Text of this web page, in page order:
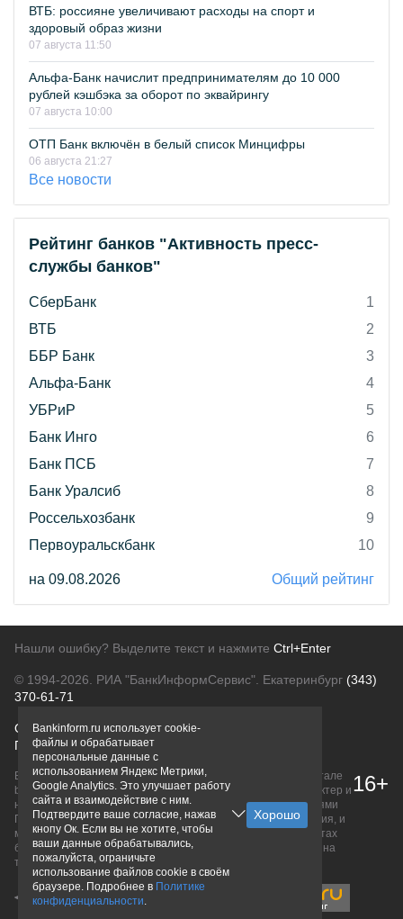
ВТБ: россияне увеличивают расходы на спорт и
здоровый образ жизни
07 августа 11:50
Альфа-Банк начислит предпринимателям до 10 000
рублей кэшбэка за оборот по эквайрингу
07 августа 10:00
ОТП Банк включён в белый список Минцифры
06 августа 21:27
Все новости
Рейтинг банков "Активность пресс-
службы банков"
СберБанк
1
ВТБ
2
ББР Банк
3
Альфа-Банк
4
УБРиР
5
Банк Инго
6
Банк ПСБ
7
Банк Уралсиб
8
Россельхозбанк
9
Первоуральскбанк
10
на 09.08.2026 Общий рейтинг
Нашли ошибку? Выделите текст и нажмите Ctrl+Enter
© 1994-2026. РИА "БанкИнформСервис". Екатеринбург (343)
370-61-71
О проектеПолитика конфиденциальности
Правовая информацияДля рекламодателей
Вся информация о продуктах банков, размещенная на портале
bankinform.ru, носит исключительно ознакомительный характер и
не является публичной офертой, определяемой положениями
ГК РФ. Информация не содержит точного и полного описания, и
может быть изменена. Конечные условия уточняйте на сайтах
банков или при личном обращении. Исключительное право на
товарные знаки принадлежит их правообладателям.
16+
Bankinform.ru использует cookie-
файлы и обрабатывает
персональные данные с
использованием Яндекс Метрики,
Google Analytics. Это улучшает работу
сайта и взаимодействие с ним.
Подтвердите ваше согласие, нажав
кнопу Ок. Если вы не хотите, чтобы
ваши данные обрабатывались,
пожалуйста, ограничьте
использование файлов cookie в своём
браузере. Подробнее в Политике
конфиденциальности.